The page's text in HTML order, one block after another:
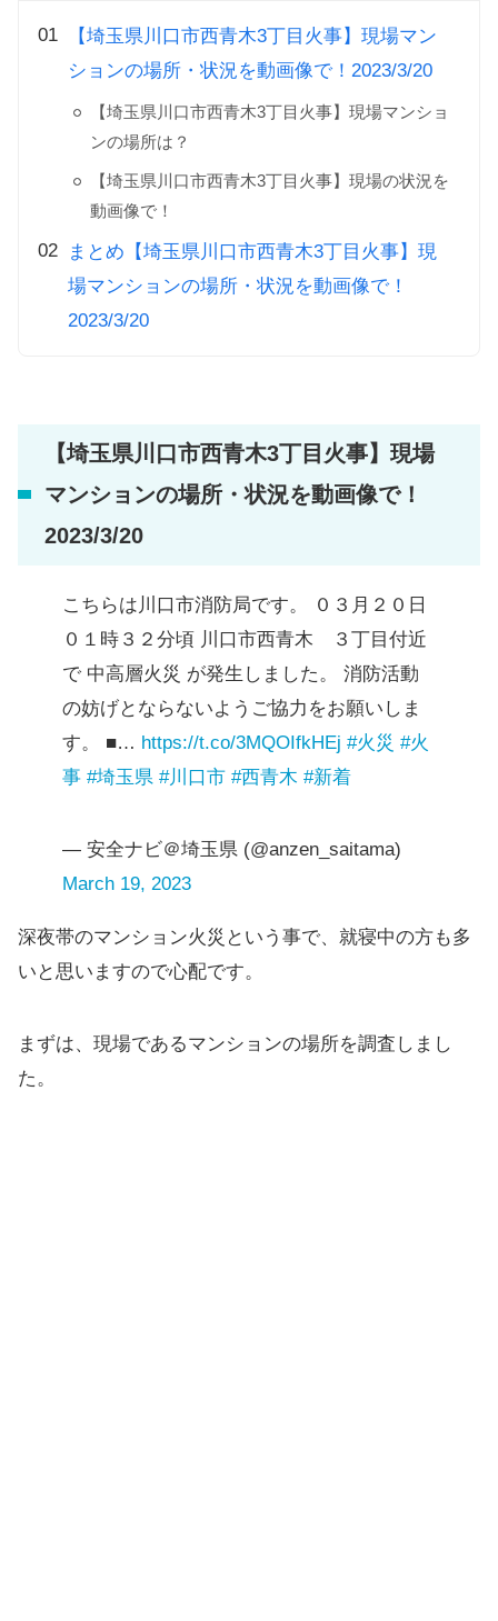
【埼玉県川口市西青木3丁目火事】現場マン
ションの場所・状況を動画像で！2023/3/20
【埼玉県川口市西青木3丁目火事】現場マンショ
ンの場所は？
【埼玉県川口市西青木3丁目火事】現場の状況を
動画像で！
まとめ【埼玉県川口市西青木3丁目火事】現
場マンションの場所・状況を動画像で！
2023/3/20
【埼玉県川口市西青木3丁目火事】現場
マンションの場所・状況を動画像で！
2023/3/20
こちらは川口市消防局です。 ０３月２０日
０１時３２分頃 川口市西青木 ３丁目付近
で 中高層火災 が発生しました。 消防活動
の妨げとならないようご協力をお願いしま
す。 ■… https://t.co/3MQOIfkHEj #火災 #火
事 #埼玉県 #川口市 #西青木 #新着
— 安全ナビ＠埼玉県 (@anzen_saitama)
March 19, 2023
深夜帯のマンション火災という事で、就寝中の方も多
いと思いますので心配です。
まずは、現場であるマンションの場所を調査しまし
た。